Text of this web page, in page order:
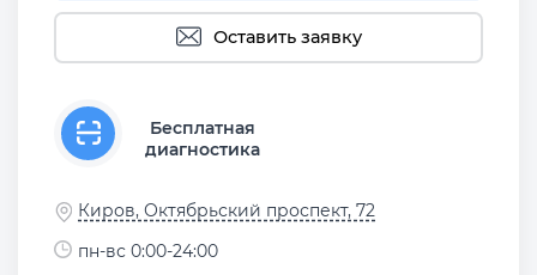
Оставить заявку
Бесплатная
диагностика
Киров, Октябрьский проспект, 72
пн-вс 0:00-24:00